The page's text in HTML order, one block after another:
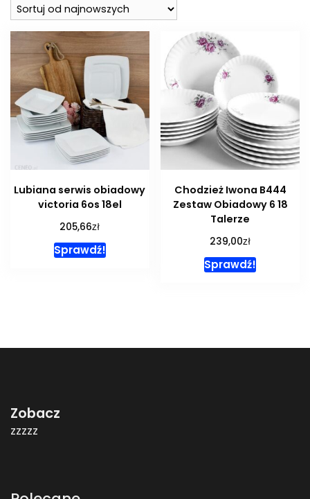
Lubiana serwis obiadowy
victoria 6os 18el
205,66zł
Sprawdź!
Chodzież Iwona B444
Zestaw Obiadowy 6 18
Talerze
239,00zł
Sprawdź!
Zobacz
zzzzz